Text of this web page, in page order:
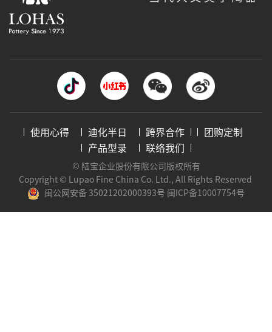
使用心得 迪化半日 跨界合作
团购定制
产品型录
联络我们
© 陆宝企业股份有限公司版权所有
Copyright © Lupao Fine China Co. Ltd., All Rights Reserved
闽公网安备 35021202000393号 闽ICP备10007754号